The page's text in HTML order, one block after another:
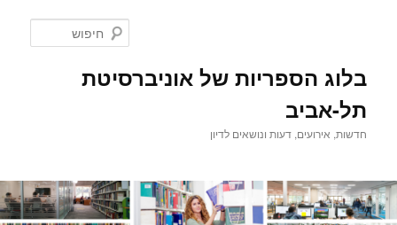
בלוג הספריות של אוניברסיטת
תל-אביב
חדשות, אירועים, דעות ונושאים לדיון